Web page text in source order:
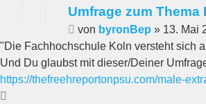
Umfrage zum Thema
Beitrag
von byronBep » 13. Mai
"Die Fachhochschule Koln versteht sich
Und Du glaubst mit dieser/Deiner
https://thefreehreportonpsu.com/male-